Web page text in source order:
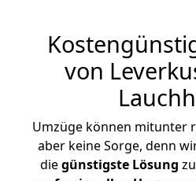
von
Umzüge können mitunter
aber keine Sorge, denn
diegünstigste Lösung